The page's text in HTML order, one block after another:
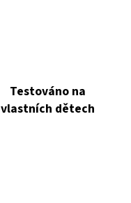
Testováno na
vlastních dětech